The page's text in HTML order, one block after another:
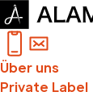
Über uns
Private Label